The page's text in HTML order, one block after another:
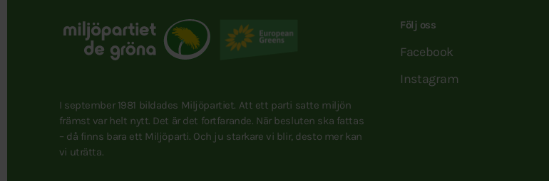
I september 1981 bildades Miljöpartiet. Att ett parti satte miljön
främst var helt nytt. Det är det fortfarande. När besluten ska fattas
– då finns bara ett Miljöparti. Och ju starkare vi blir, desto mer kan
vi uträtta.
Följ oss
Facebook
Instagram